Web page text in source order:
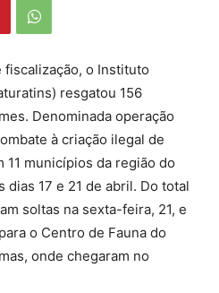
fiscalização, o Instituto
resgatou 156
Denominada operação
à criação ilegal de
municípios da região do
dias 17 e 21 de abril. Do total
soltas na sexta-feira, 21, e
o Centro de Fauna do
onde chegaram no